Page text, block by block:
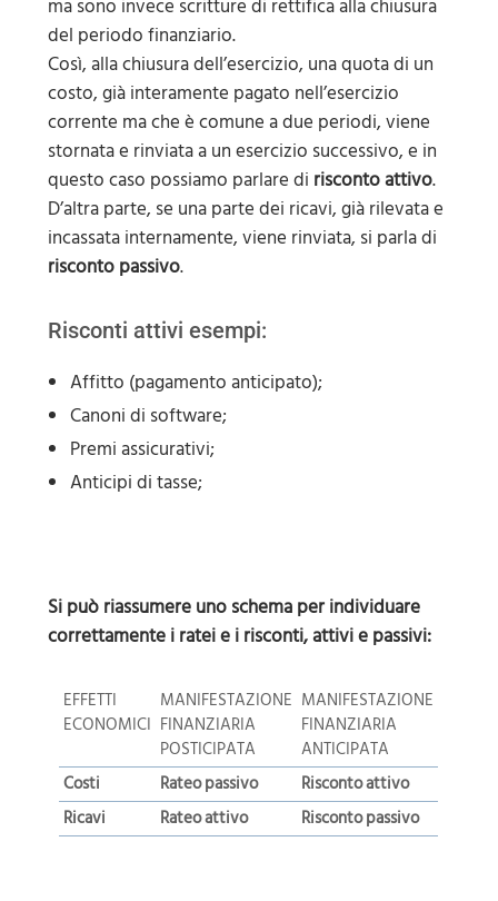
ma sono invece scritture di rettificaalla chiusura
del periodo finanziario.
Così, alla chiusura dell’esercizio, una quota di un
costo, già interamente pagato nell’esercizio
corrente ma che è comune a due periodi, viene
stornata e rinviata a un esercizio successivo, e in
questo caso possiamo parlare di risconto attivo.
D’altra parte, se una parte dei ricavi, già rilevata e
incassata internamente, viene rinviata, si parla di
risconto passivo.
Risconti attivi esempi:
Affitto (pagamento anticipato);
Canoni di software;
Premi assicurativi;
Anticipi di tasse;
Si può riassumere uno schema per individuare
correttamente i ratei e i risconti, attivi e passivi:
EFFETTI
ECONOMICI
MANIFESTAZIONE
FINANZIARIA
POSTICIPATA
MANIFESTAZIONE
FINANZIARIA
ANTICIPATA
Costi
Rateo passivo
Risconto attivo
Ricavi
Rateo attivo Risconto passivo